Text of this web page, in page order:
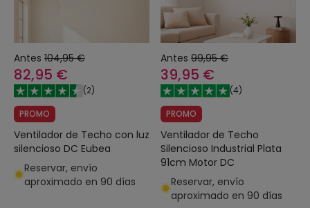
Antes 104,95 €
82,95 €
(2)
PROMO
Ventilador de Techo con luz
silencioso DC Eubea
Reservar, envío
aproximado en 90 días
Antes 99,95 €
39,95 €
(4)
PROMO
Ventilador de Techo
Silencioso Industrial Plata
91cm Motor DC
Reservar, envío
aproximado en 90 días